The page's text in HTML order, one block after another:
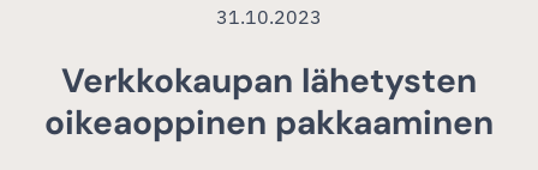
31.10.2023
Verkkokaupan lähetysten
oikeaoppinen pakkaaminen